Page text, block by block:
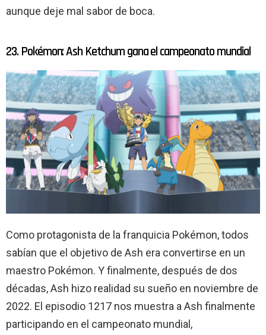
aunque deje mal sabor de boca.
23. Pokémon: Ash Ketchum gana el campeonato mundial
Como protagonista de la franquicia Pokémon, todos
sabían que el objetivo de Ash era convertirse en un
maestro Pokémon. Y finalmente, después de dos
décadas, Ash hizo realidad su sueño en noviembre de
2022. El episodio 1217 nos muestra a Ash finalmente
participando en el campeonato mundial,